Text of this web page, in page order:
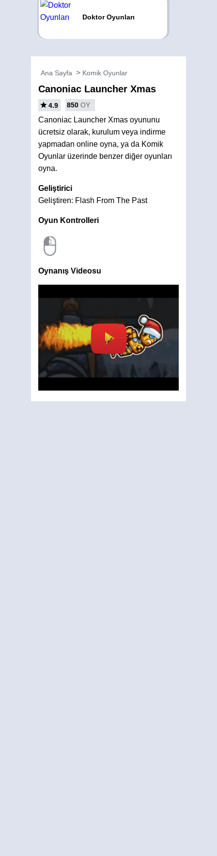
Doktor Oyunları
Ana Sayfa Komik Oyunlar
Canoniac Launcher Xmas
4.9 850 OY
Canoniac Launcher Xmas oyununu
ücretsiz olarak, kurulum veya indirme
yapmadan online oyna, ya da Komik
Oyunlar üzerinde benzer diğer oyunları
oyna.
Geliştirici
Geliştiren: Flash From The Past
Oyun Kontrolleri
Oynanış Videosu